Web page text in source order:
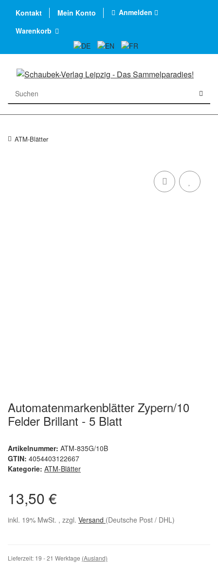
Kontakt Mein Konto
Anmelden
Warenkorb
ATM-Blätter
Automatenmarkenblätter Zypern/10
Felder Brillant - 5 Blatt
Artikelnummer: ATM-835G/10B
GTIN: 4054403122667
Kategorie: ATM-Blätter
13,50 €
inkl. 19% MwSt. , zzgl. Versand (Deutsche Post / DHL)
Lieferzeit: 19 - 21 Werktage (Ausland)